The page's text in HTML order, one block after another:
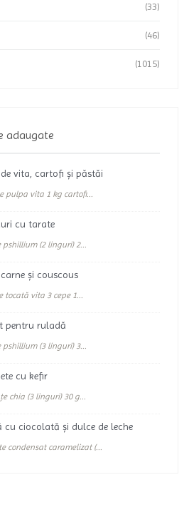
(33)
(46)
(1015)
adaugate
vita, cartofi și păstăi
pulpa vita 1 kg cartofi...
cu tarate
pshillium (2 linguri) 2...
și couscous
tocată vita 3 cepe 1...
pentru ruladă
pshillium (3 linguri) 3...
cu kefir
chia (3 linguri) 30 g...
cu ciocolată și dulce de leche
condensat caramelizat (...